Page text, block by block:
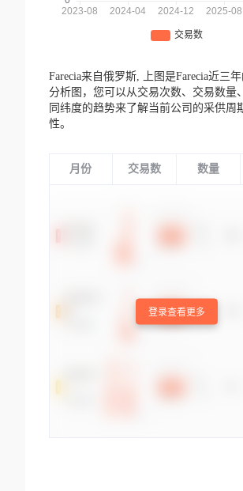
Farecia来自俄罗斯,
上图是Farecia近三
分析图，您可以从交易次数、交易数量
同纬度的趋势来了解当前公司的采供周
性。
月份 交易数 数量
登录查看更多